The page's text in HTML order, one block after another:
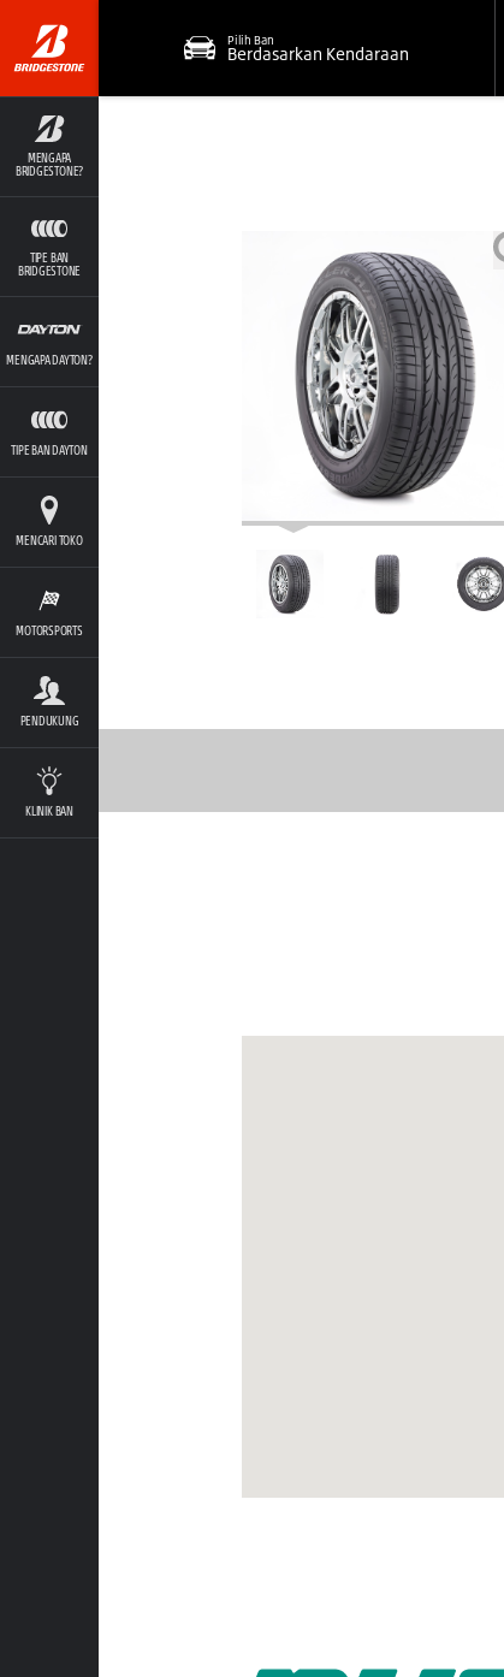
MENGAPA
BRIDGESTONE?
TIPE BAN
BRIDGESTONE
MENGAPA DAYTON?
TIPE BAN DAYTON
MENCARI TOKO
MOTORSPORTS
PENDUKUNG
KLINIK BAN
Pilih Ban
Berdasarkan Kendaraan